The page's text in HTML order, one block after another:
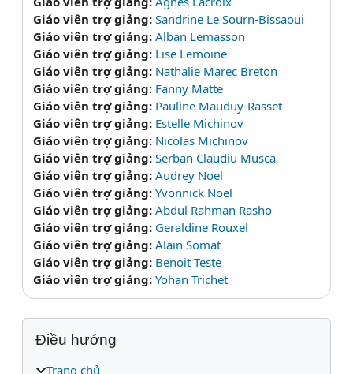
Giáo viên trợ giảng: Sandrine Le Sourn-Bissaoui
Giáo viên trợ giảng: Alban Lemasson
Giáo viên trợ giảng: Lise Lemoine
Giáo viên trợ giảng: Nathalie Marec Breton
Giáo viên trợ giảng: Fanny Matte
Giáo viên trợ giảng: Pauline Mauduy-Rasset
Giáo viên trợ giảng: Estelle Michinov
Giáo viên trợ giảng: Nicolas Michinov
Giáo viên trợ giảng: Serban Claudiu Musca
Giáo viên trợ giảng: Audrey Noel
Giáo viên trợ giảng: Yvonnick Noel
Giáo viên trợ giảng: Abdul Rahman Rasho
Giáo viên trợ giảng: Geraldine Rouxel
Giáo viên trợ giảng: Alain Somat
Giáo viên trợ giảng: Benoit Teste
Giáo viên trợ giảng: Yohan Trichet
Các khối
Bỏ qua Điều hướng
Điều hướng
Trang chủ